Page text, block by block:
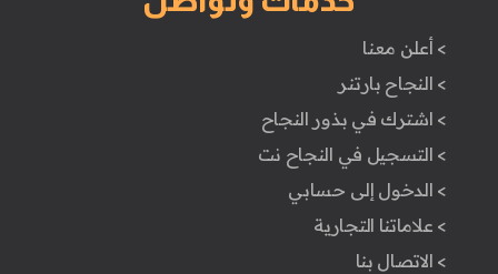
> أعلن معنا
> النجاح بارتنر
> اشترك في بذور النجاح
> التسجيل في النجاح نت
> الدخول إلى حسابي
> علاماتنا التجارية
> الاتصال بنا